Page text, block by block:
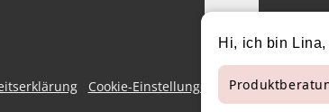
Cookie-Einstellungen